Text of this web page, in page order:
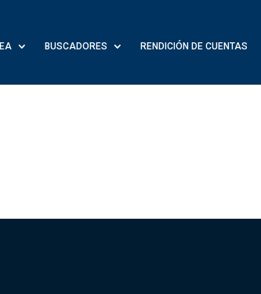
BUSCADORES RENDICIÓN DE CUENTAS